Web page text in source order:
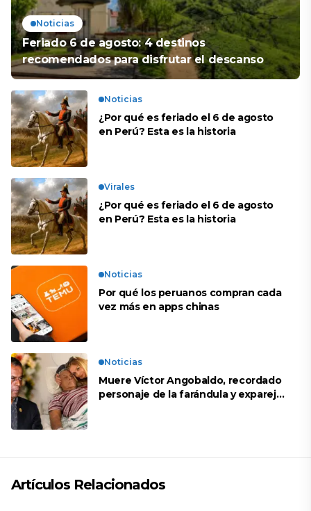
Noticias
Feriado 6 de agosto: 4 destinos
recomendados para disfrutar el descanso
Noticias
¿Por qué es feriado el 6 de agosto
en Perú? Esta es la historia
Virales
¿Por qué es feriado el 6 de agosto
en Perú? Esta es la historia
Noticias
Por qué los peruanos compran cada
vez más en apps chinas
Noticias
Muere Víctor Angobaldo, recordado
personaje de la farándula y expareja
Artículos Relacionados